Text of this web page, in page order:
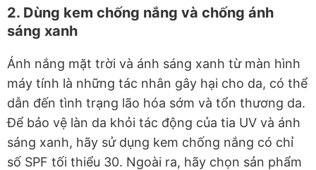
2. Dùng kem chống nắng và chống ánh
sáng xanh
Ánh nắng mặt trời và ánh sáng xanh từ màn hình
máy tính là những tác nhân gây hại cho da, có thể
dẫn đến tình trạng lão hóa sớm và tổn thương da.
Để bảo vệ làn da khỏi tác động của tia UV và ánh
sáng xanh, hãy sử dụng kem chống nắng có chỉ
số SPF tối thiểu 30. Ngoài ra, hãy chọn sản phẩm